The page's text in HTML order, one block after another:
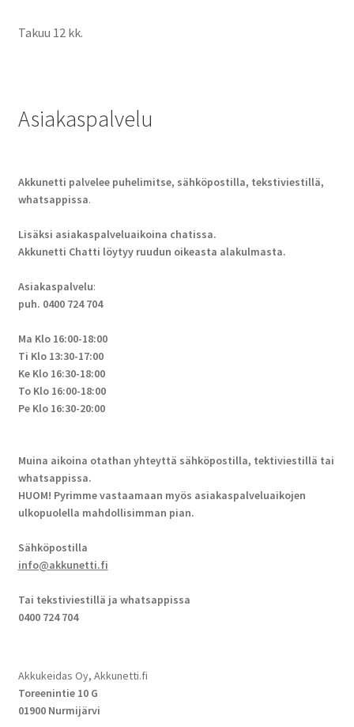
Takuu 12 kk.
Asiakaspalvelu
Akkunetti palvelee puhelimitse, sähköpostilla, tekstiviestillä,
whatsappissa.
Lisäksi asiakaspalveluaikoina chatissa.
Akkunetti Chatti löytyy ruudun oikeasta alakulmasta.
Asiakaspalvelu:
puh. 0400 724 704
Ma Klo 16:00-18:00
Ti Klo 13:30-17:00
Ke Klo 16:30-18:00
To Klo 16:00-18:00
Pe Klo 16:30-20:00
Muina aikoina otathan yhteyttä sähköpostilla, tektiviestillä tai
whatsappissa.
HUOM! Pyrimme vastaamaan myös asiakaspalveluaikojen
ulkopuolella mahdollisimman pian.
Sähköpostilla
info@akkunetti.fi
Tai tekstiviestillä ja whatsappissa
0400 724 704
Akkukeidas Oy, Akkunetti.fi
Toreenintie 10 G
01900 Nurmijärvi